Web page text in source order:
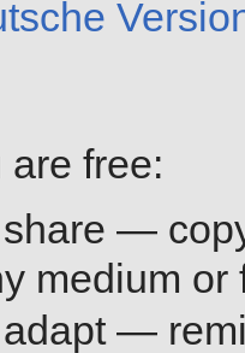
are free:
—
medium or
—